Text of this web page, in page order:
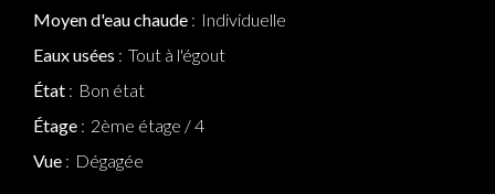
Moyen d'eau chaude
Individuelle
Eaux usées
Tout à l'égout
État
Bon état
Étage
2ème étage / 4
Vue
Dégagée